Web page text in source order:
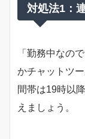
対処法1：
「勤務中なの
かチャットツ
間帯は19時以
えましょう。